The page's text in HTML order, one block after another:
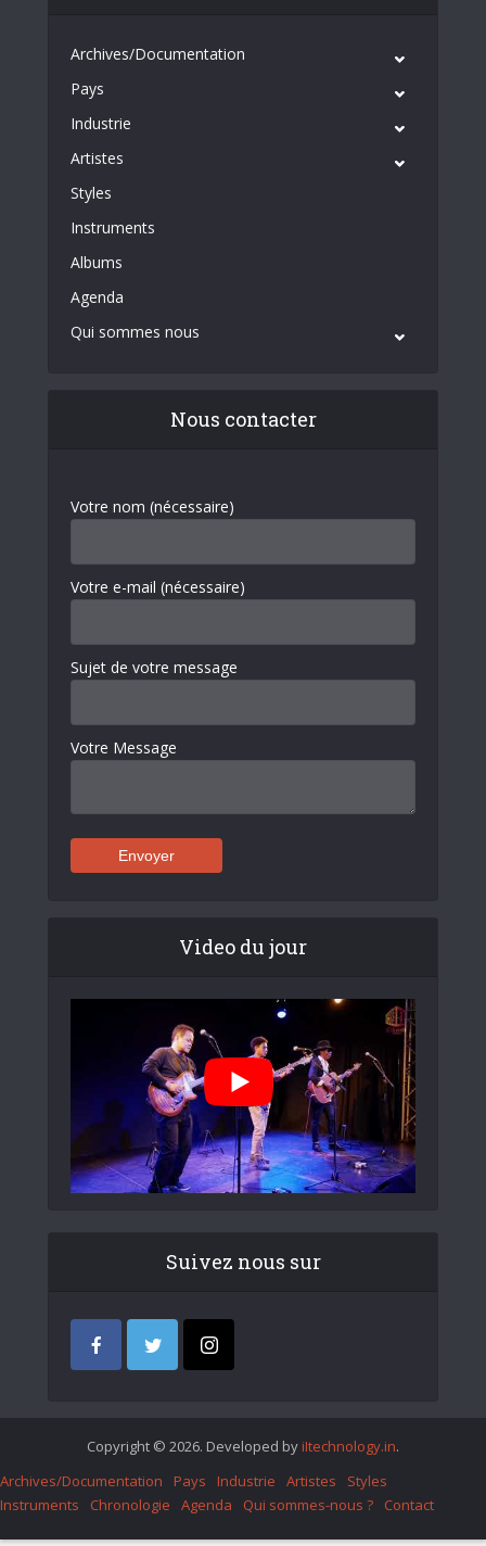
Archives/Documentation
Pays
Industrie
Artistes
Styles
Instruments
Albums
Agenda
Qui sommes nous
Nous contacter
Votre nom (nécessaire)
Votre e-mail (nécessaire)
Sujet de votre message
Votre Message
Video du jour
Suivez nous sur
Copyright © 2026. Developed by iItechnology.in.
Archives/Documentation
Pays Industrie Artistes
Styles
Instruments
Chronologie Agenda Qui sommes-nous ? Contact